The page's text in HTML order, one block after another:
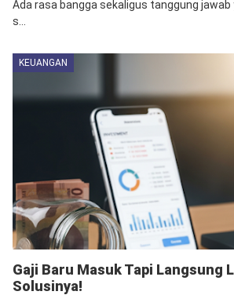
Ada rasa bangga sekaligus tanggung jawab
s...
KEUANGAN
Gaji Baru Masuk Tapi Langsung
Solusinya!